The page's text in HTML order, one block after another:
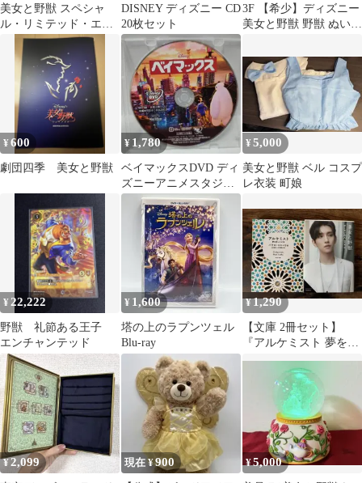
美女と野獣 スペシャ
ル・リミテッド・エデ
ィション ('91米) 〈2枚
組〉
DISNEY ディズニー CD
20枚セット
3F 【希少】ディズニー
美女と野獣 野獣 ぬいぐ
ジ
¥600
劇団四季 美女と野獣
¥ 1,780
ベイマックスDVD ディ
ズニーアニメスタジオ
ジブリDISNEYランド
シー
¥5,000
美女と野獣 ベル コスプ
レ衣装 町娘
¥22,222
野獣 礼節ある王子
エンチャンテッド
¥ 1,600
塔の上のラプンツェル
Blu-ray
¥1,290
【文庫 2冊セット】
『アルケミスト 夢を旅
した少年』+『美女と野
獣』特別カバー
¥2,099 現在 ¥900 ¥5,000